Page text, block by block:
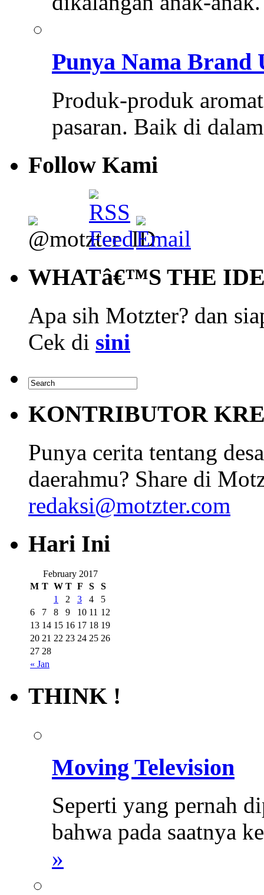
Punya Nama
Produk-produk
pasaran. Baik di
Follow Kami
WHATâ€™S THE
Apa sih Motzter? dan
Cek di sini
KONTRIBUTOR
Punya cerita tentang
daerahmu? Share di
redaksi@motzter.com
Hari Ini
February 2017
M T W T F S S
« Jan
1 2 3 4
5
6
7 8 9 10 11 12
13 14 15 16 17 18 19
20 21 22 23 24 25 26
27 28
THINK !
Moving Television
Seperti yang pernah
bahwa pada saatnya
»